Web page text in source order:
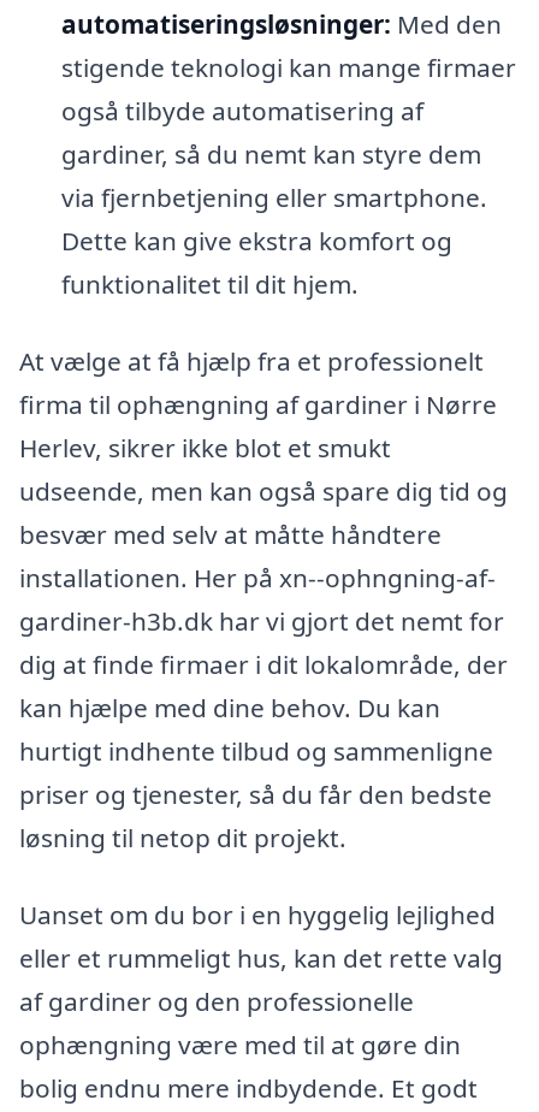
automatiseringsløsninger: Med den
stigende teknologi kan mange firmaer
også tilbyde automatisering af
gardiner, så du nemt kan styre dem
via fjernbetjening eller smartphone.
Dette kan give ekstra komfort og
funktionalitet til dit hjem.
At vælge at få hjælp fra et professionelt
firma til ophængning af gardiner i Nørre
Herlev, sikrer ikke blot et smukt
udseende, men kan også spare dig tid og
besvær med selv at måtte håndtere
installationen. Her på xn--ophngning-af-
gardiner-h3b.dk har vi gjort det nemt for
dig at finde firmaer i dit lokalområde, der
kan hjælpe med dine behov. Du kan
hurtigt indhente tilbud og sammenligne
priser og tjenester, så du får den bedste
løsning til netop dit projekt.
Uanset om du bor i en hyggelig lejlighed
eller et rummeligt hus, kan det rette valg
af gardiner og den professionelle
ophængning være med til at gøre din
bolig endnu mere indbydende. Et godt